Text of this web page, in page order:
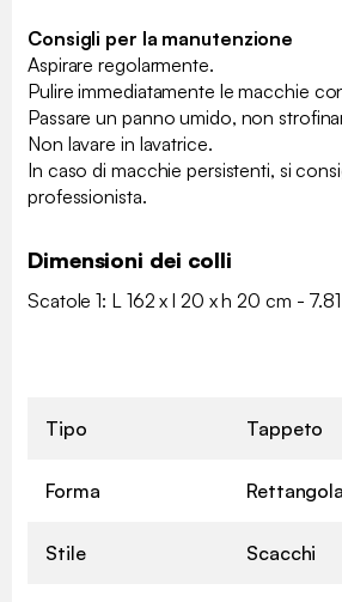
Consigli per la manutenzione
Aspirare regolarmente.
Pulire immediatamente le macchie
Passare un panno umido, non
Non lavare in lavatrice.
In caso di macchie persistenti, si
professionista.
Dimensioni dei colli
Scatole 1: L 162 x l 20 x h 20 cm -
Tipo Tappeto
Forma
Stile Scacchi